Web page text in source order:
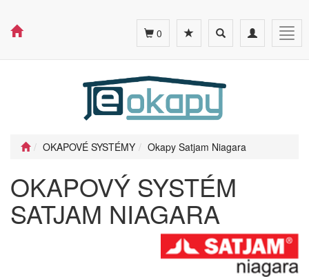
Toggle
navigation
Toggle
search
0
OKAPOVÉ SYSTÉMY Okapy Satjam Niagara
OKAPOVÝ SYSTÉM
SATJAM NIAGARA